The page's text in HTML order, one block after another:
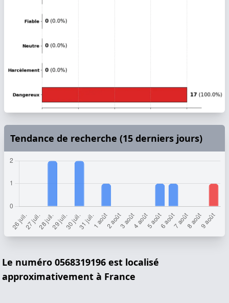
Tendance de recherche (15 derniers jours)
Le numéro 0568319196 est localisé
approximativement à France